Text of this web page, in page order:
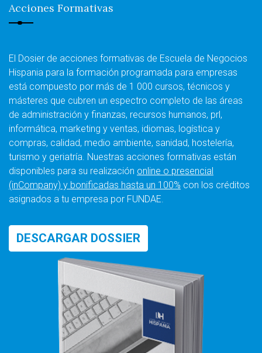
Acciones Formativas
El Dosier de acciones formativas de Escuela de Negocios
Hispania para la formación programada para empresas
está compuesto por más de 1 000 cursos, técnicos y
másteres que cubren un espectro completo de las áreas
de administración y finanzas, recursos humanos, prl,
informática, marketing y ventas, idiomas, logística y
compras, calidad, medio ambiente, sanidad, hostelería,
turismo y geriatría. Nuestras acciones formativas están
disponibles para su realización online o presencial
(inCompany) y bonificadas hasta un 100% con los créditos
asignados a tu empresa por FUNDAE.
DESCARGAR DOSSIER